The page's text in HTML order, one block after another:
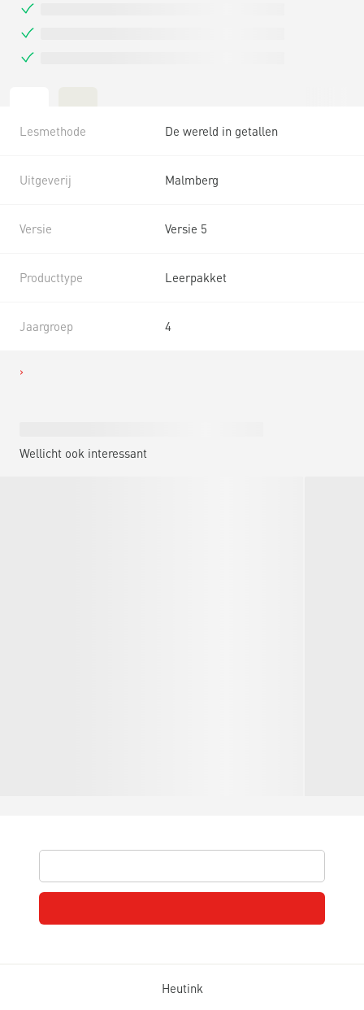
Lesmethode De wereld in getallen
Uitgeverij Malmberg
Versie Versie 5
Producttype Leerpakket
Jaargroep 4
Wellicht ook interessant
Heutink